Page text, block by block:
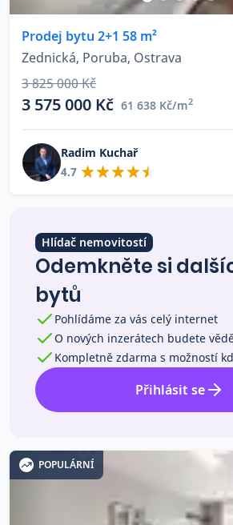
Co říkají naši zákazníci
Blog
O nás
Kariéra
Prodej bytu 2+1 58 m²
Zednická, Poruba, Ostrava
3 825 000 Kč
3 575 000 Kč 61 638 Kč/m2
Radim Kuchař
4.7
Hlídač nemovitostí
Odemkněte si
bytů
Pohlídáme za vás celý internet
O nových inzerátech budete
Kompletně zdarma s možností
Přihlásit se
POPULÁRNÍ